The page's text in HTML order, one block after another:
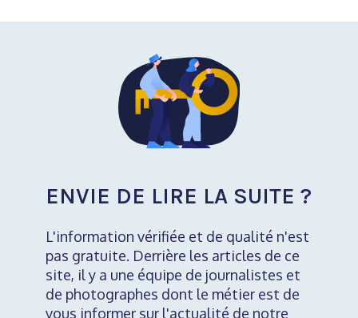
ENVIE DE LIRE LA SUITE ?
L'information vérifiée et de qualité n'est
pas gratuite. Derrière les articles de ce
site, il y a une équipe de journalistes et
de photographes dont le métier est de
vous informer sur l'actualité de notre